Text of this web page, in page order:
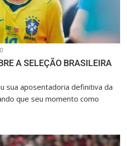
0
A SELEÇÃO BRASILEIRA
sua aposentadoria definitiva da
que seu momento como